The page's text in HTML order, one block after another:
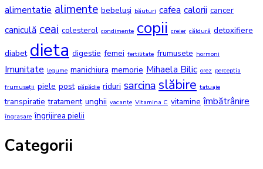
alimentatie alimente bebeluși băuturi cafea calorii cancer
caniculă ceai colesterol condimente copii creier căldură detoxifiere
diabet dieta digestie femei fertilitate frumusete hormoni
Imunitate legume manichiura memorie Mihaela Bilic orez percepția
frumuseții piele post păpădie riduri sarcina slăbire tatuaje
transpiratie tratament unghii vacanțe Vitamina C vitamine îmbătrânire
îngrașare îngrijirea pielii
Categorii